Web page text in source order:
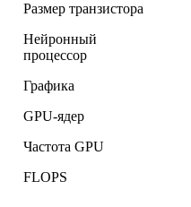
Размер транзистора
Нейронный
процессор
Графика
GPU-ядер
Частота GPU
FLOPS